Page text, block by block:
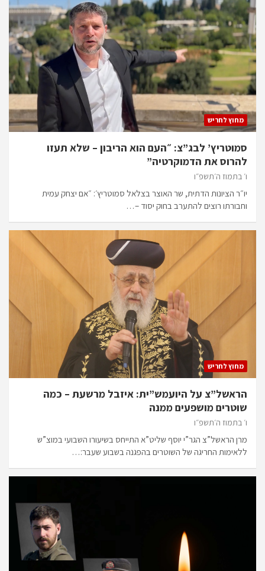
מחוץ לחריש
סמוטריץ’ לבג”צ: ״העם הוא הריבון – שלא תעזו
להרוס את הדמוקרטיה”
ו׳ בתמוז ה׳תשפ״ו
יו״ר הציונות הדתית, שר האוצר בצלאל סמוטריץ׳: ״אם יצחק עמית
וחבורתו רוצים להתערב בחוק יסוד –…
מחוץ לחריש
הראשל”צ על היועמש”ית: איזבל מרשעת – כמה
שוטרים מושפעים ממנה
ו׳ בתמוז ה׳תשפ״ו
מרן הראשל”צ הגר”י יוסף שליט”א התייחס בשיעורו השבועי במוצ”ש
ללאימות החריגה של השוטרים בהפגנה בשבוע שעבר:…